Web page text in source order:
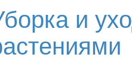
и